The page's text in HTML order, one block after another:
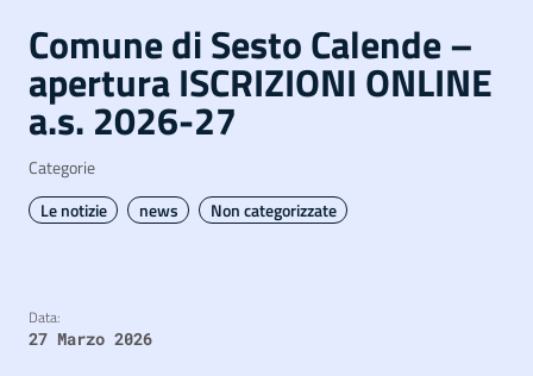
Comune di Sesto Calende –
apertura ISCRIZIONI ONLINE
a.s. 2026-27
Categorie
Le notizie
news Non categorizzate
Data:
27 Marzo 2026